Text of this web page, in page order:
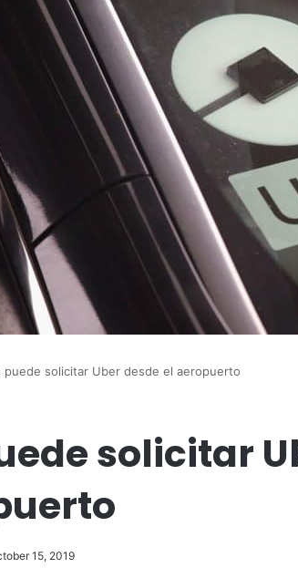
puede solicitar Uber desde el aeropuerto
solicitar
15, 2019